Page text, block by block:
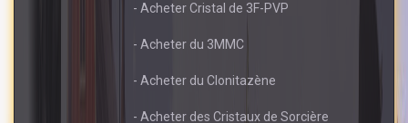
- Acheter Cristal de 3F-PVP
- Acheter du 3MMC
- Acheter du Clonitazène
- Acheter des Cristaux de Sorcière